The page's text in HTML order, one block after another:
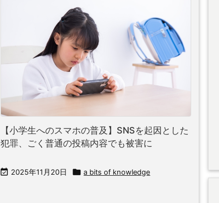
【小学生へのスマホの普及】SNSを起因とした
犯罪、ごく普通の投稿内容でも被害に
 2025年11月20日  a bits of knowledge